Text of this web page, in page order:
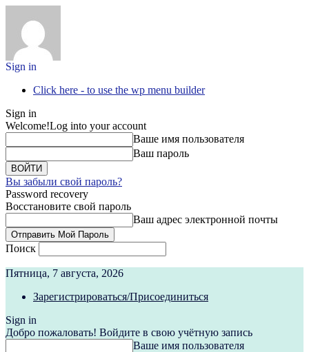
Sign in
Click here - to use the wp menu builder
Sign in
Welcome!Log into your account
Ваше имя пользователя
Ваш пароль
Вы забыли свой пароль?
Password recovery
Восстановите свой пароль
Ваш адрес электронной почты
Поиск
Пятница, 7 августа, 2026
Зарегистрироваться/Присоединиться
Sign in
Добро пожаловать! Войдите в свою учётную запись
Ваше имя пользователя